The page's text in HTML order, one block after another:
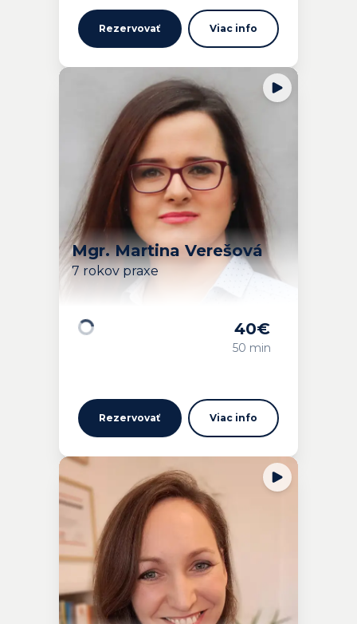
Rezervovať Viac info
Mgr. Martina Verešová
7 rokov praxe
40€
50 min
Rezervovať Viac info